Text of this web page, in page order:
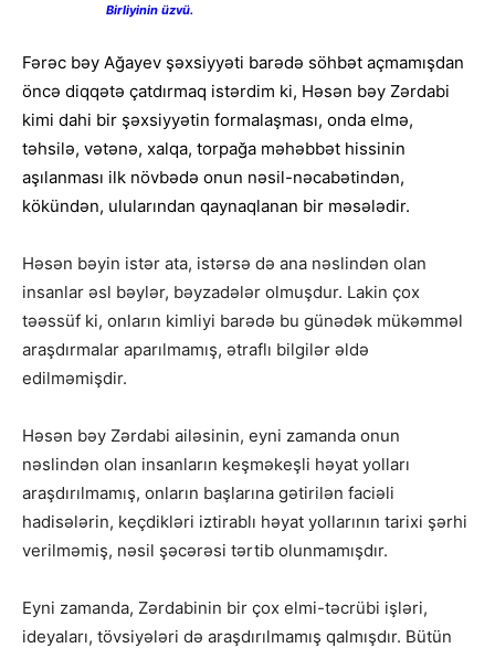
Birliyinin üzvü.
Fərəc bəy Ağayev şəxsiyyəti barədə söhbət açmamışdan
öncə diqqətə çatdırmaq istərdim ki, Həsən bəy Zərdabi
kimi dahi bir şəxsiyyətin formalaşması, onda elmə,
təhsilə, vətənə, xalqa, torpağa məhəbbət hissinin
aşılanması ilk növbədə onun nəsil-nəcabətindən,
kökündən, ulularından qaynaqlanan bir məsələdir.
Həsən bəyin istər ata, istərsə də ana nəslindən olan
insanlar əsl bəylər, bəyzadələr olmuşdur. Lakin çox
təəssüf ki, onların kimliyi barədə bu günədək mükəmməl
araşdırmalar aparılmamış, ətraflı bilgilər əldə
edilməmişdir.
Həsən bəy Zərdabi ailəsinin, eyni zamanda onun
nəslindən olan insanların keşməkeşli həyat yolları
araşdırılmamış, onların başlarına gətirilən faciəli
hadisələrin, keçdikləri iztirablı həyat yollarının tarixi şərhi
verilməmiş, nəsil şəcərəsi tərtib olunmamışdır.
Eyni zamanda, Zərdabinin bir çox elmi-təcrübi işləri,
ideyaları, tövsiyələri də araşdırılmamış qalmışdır. Bütün